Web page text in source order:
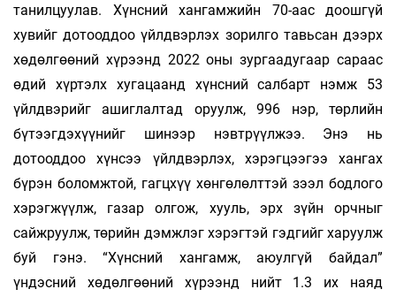
танилцуулав. Хүнсний хан­гам­жийн 70-аас доошгүй
хувийг дотоод­доо үйлдвэрлэх зорилго тавьсан дээрх
хөдөлгөөний хүрээнд 2022 оны зургаа­дугаар сараас
өдий хүртэлх хуга­цаанд хүнсний салбарт нэмж 53
үйлд­вэрийг ашиглалтад оруулж, 996 нэр, төрлийн
бүтээгдэхүүнийг шинээр нэвтрүүлжээ. Энэ нь
дотооддоо хүнсээ үйлдвэрлэх, хэ­рэг­цээгээ хангах
бүрэн бо­ломж­той, гагц­хүү хөнгөлөлттэй зээл бод­лого
хэрэг­жүүлж, газар олгож, хууль, эрх зүйн орч­ныг
сайжруулж, төрийн дэмж­лэг хэрэг­тэй гэдгийг харуулж
буй гэнэ. “Хүнсний хангамж, аюулгүй байдал”
үндэсний хө­дөлгөөний хүрээнд нийт 1.3 их наяд